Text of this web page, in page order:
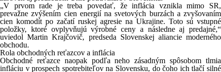
„V prvom rade je treba povedať, že inflácia vznikla mimo SR,
prevažne zvýšením cien energií na svetových burzách a zvyšovaním
cien komodít po začatí ruskej agresie na Ukrajine. Toto sú vstupné
položky, ktoré ovplyvňujú výrobné ceny a následne aj predajné,“
uviedol Martin Krajčovič, predseda Slovenskej aliancie moderného
obchodu.
Rola obchodných reťazcov a inflácia
Obchodné reťazce naopak podľa neho zásadným spôsobom tlmia
infláciu v prospech spotrebiteľov na Slovensku, do čoho ich tlačí silné